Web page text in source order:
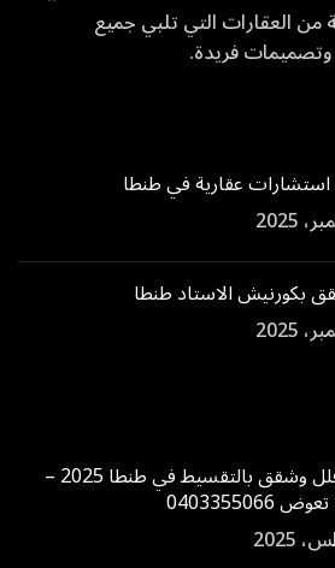
من العقارات التي تلبي جميع
وتصميمات فريدة.
عقارية في طنطا
بكورنيش الاستاد طنطا
أفضل فلل وشقق بالتقسيط في طنطا 2025 –